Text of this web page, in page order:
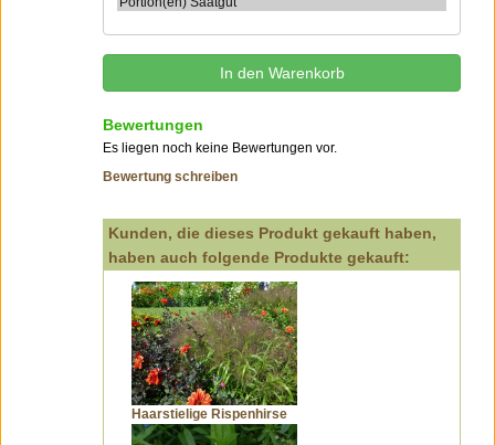
Bewertungen
Es liegen noch keine Bewertungen vor.
Bewertung schreiben
Kunden, die dieses Produkt gekauft haben,
haben auch folgende Produkte gekauft:
Haarstielige Rispenhirse